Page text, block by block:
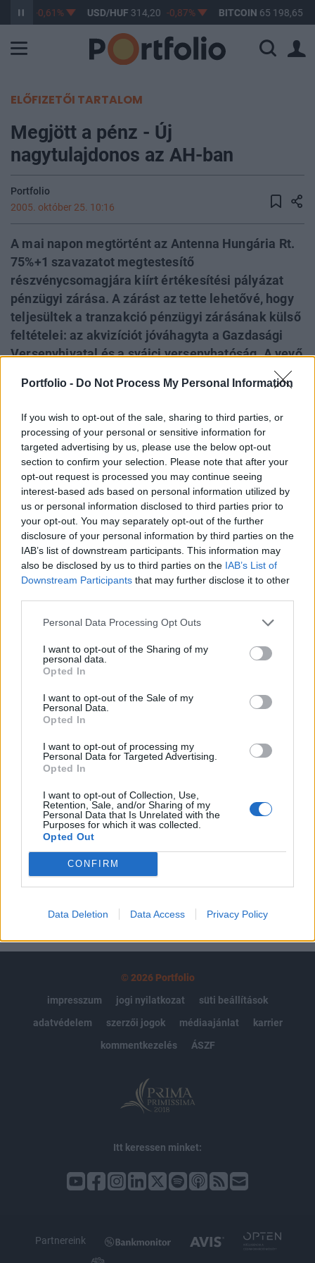
Portfolio - Do Not Process My Personal Information
If you wish to opt-out of the sale, sharing to third parties, or
processing of your personal or sensitive information for
targeted advertising by us, please use the below opt-out
section to confirm your selection. Please note that after your
opt-out request is processed you may continue seeing
interest-based ads based on personal information utilized by
us or personal information disclosed to third parties prior to
your opt-out. You may separately opt-out of the further
disclosure of your personal information by third parties on the
IAB’s list of downstream participants. This information may
also be disclosed by us to third parties on the IAB’s List of
Downstream Participants that may further disclose it to other
Personal Data Processing Opt Outs
I want to opt-out of the Sharing of my
personal data.
Opted In
I want to opt-out of the Sale of my
Personal Data.
Opted In
I want to opt-out of processing my
Personal Data for Targeted Advertising.
Opted In
I want to opt-out of Collection, Use,
Retention, Sale, and/or Sharing of my
Personal Data that Is Unrelated with the
Purposes for which it was collected.
Opted Out
CONFIRM
Data Deletion Data Access Privacy Policy
-0,61% USD/HUF 314,20 -0,87% BITCOIN 65 198,65
ELŐFIZETŐI TARTALOM
Megjött a pénz - Új
nagytulajdonos az AH-ban
Portfolio
2005. október 25. 10:16
A mai napon megtörtént az Antenna Hungária Rt.
75%+1 szavazatot megtestesítő
részvénycsomagjára kiírt értékesítési pályázat
pénzügyi zárása. A zárást az tette lehetővé, hogy
teljesültek a tranzakció pénzügyi zárásának külső
feltételei: az akvizíciót jóváhagyta a Gazdasági
Versenyhivatal és a svájci versenyhatóság. A vevő
Swisscom Broadcast AG megfizette az ÁPV Rt-nek
a 46.75 milliárd forintos vételárból az ÁPV Rt.
45.95 milliárd forintos összeget, valamint a Forrás
Rt-nek az 1.2871%-os részvénycsomagra eső
802.39 millió forintot meghaladó összeget.
Ezzel a svájci Swisscom műsorszóró cége meghatározó
többségi tulajdonrészt szerzett a magyar tőzsdei
társaságban. Mint ismeretes, az Állami Privatizációs és
Vagyonkezelő Rt. 2005. április 11-én nyilvános, kétfordulós
pályázatot hirdetett az "Antenna Hungária" Magyar
Műsorszóró és Rádióhírközlési Rt. 75%+1 szavazati jogot
KEDVES OLVASÓNK!
A keresett cikk a portfolio.hu hírarchívumához
regisztrációhoz kötött.
Az előfizetés a következőket tartalmazza:
Portfolio.hu teljes cikkarchívum
Kötéslisták: BÉT elmúlt 2 év napon belüli
Előfizetés
MÁR ELŐFIZETŐNK VAGY?
© 2026 Portfolio
impresszum
jogi nyilatkozat
süti beállítások
adatvédelem
szerzői jogok médiaajánlat
karrier
kommentkezelés
ÁSZF
Itt keressen minket:
Partnereink